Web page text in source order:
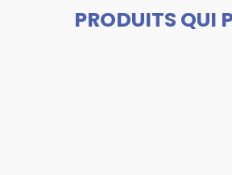
PRODUITS QUI